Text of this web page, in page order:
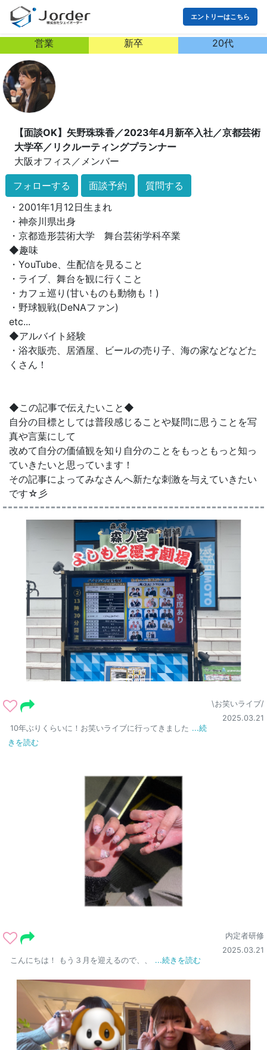
エントリーはこちら
営業 新卒 20代
【面談OK】矢野珠珠香／2023年4月新卒入社／京都芸術
大学卒／リクルーティングプランナー
大阪オフィス ／ メンバー
フォローする 面談予約 質問する
2023年入社の社会人2年目です❀
◆profile◆
・2001年1月12日生まれ
・神奈川県出身
・京都造形芸術大学 舞台芸術学科卒業
◆趣味
・YouTube、生配信を見ること
・ライブ、舞台を観に行くこと
・カフェ巡り(甘いものも動物も！)
・野球観戦(DeNAファン)
etc...
◆アルバイト経験
・浴衣販売、居酒屋、ビールの売り子、海の家などなどた
くさん！
◆この記事で伝えたいこと◆
自分の目標としては普段感じることや疑問に思うことを写
真や言葉にして
改めて自分の価値観を知り自分のことをもっともっと知っ
ていきたいと思っています！
その記事によってみなさんへ新たな刺激を与えていきたい
です☆彡
\お笑いライブ/
2025.03.21
10年ぶりくらいに！お笑いライブに行ってきました ...続
きを読む
内定者研修
2025.03.21
こんにちは！ もう３月を迎えるので、、
...続きを読む